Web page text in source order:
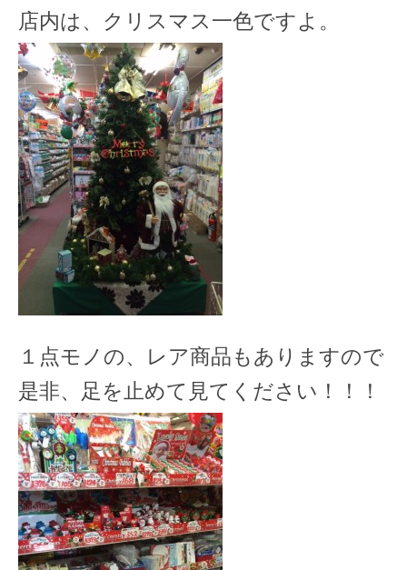
店内は、クリスマス一色ですよ。
１点モノの、レア商品もありますので
是非、足を止めて見てください！！！